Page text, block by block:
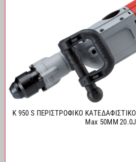
K 950 S ΠΕΡΙΣΤΡΟΦΙΚΟ
Max 50MM 20.0J